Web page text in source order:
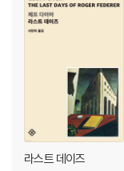
라스트 데이즈